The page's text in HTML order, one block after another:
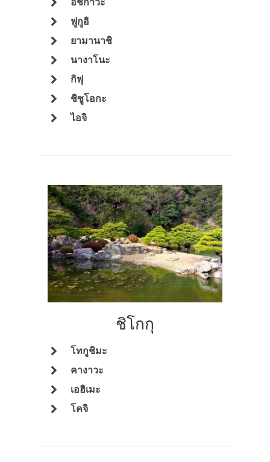
อิชิกาวะ
ฟูกูอิ
ยามานาชิ
นางาโนะ
กิฟุ
ชิซูโอกะ
ไอจิ
ชิโกกุ
โทกูชิมะ
คางาวะ
เอฮิเมะ
โคจิ
รถบัส
เดินทาง
ทัวร์
ที่พัก
สาระน่ารู้
VIDEO